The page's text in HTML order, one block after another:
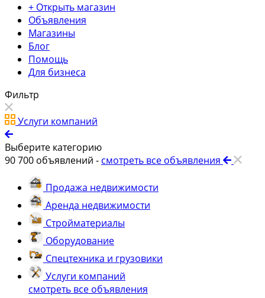
+ Открыть магазин
Объявления
Магазины
Блог
Помощь
Для бизнеса
Фильтр
Услуги компаний
Выберите категорию
90 700 объявлений - смотреть все объявления
Продажа недвижимости
Аренда недвижимости
Стройматериалы
Оборудование
Спецтехника и грузовики
Услуги компаний
смотреть все объявления